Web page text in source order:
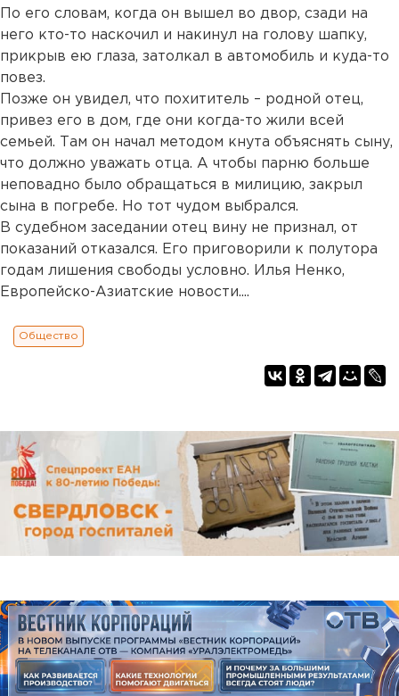
По его словам, когда он вышел во двор, сзади на
него кто-то наскочил и накинул на голову шапку,
прикрыв ею глаза, затолкал в автомобиль и куда-то
повез.
Позже он увидел, что похититель – родной отец,
привез его в дом, где они когда-то жили всей
семьей. Там он начал методом кнута объяснять сыну,
что должно уважать отца. А чтобы парню больше
неповадно было обращаться в милицию, закрыл
сына в погребе. Но тот чудом выбрался.
В судебном заседании отец вину не признал, от
показаний отказался. Его приговорили к полутора
годам лишения свободы условно. Илья Ненко,
Европейско-Азиатские новости....
Общество